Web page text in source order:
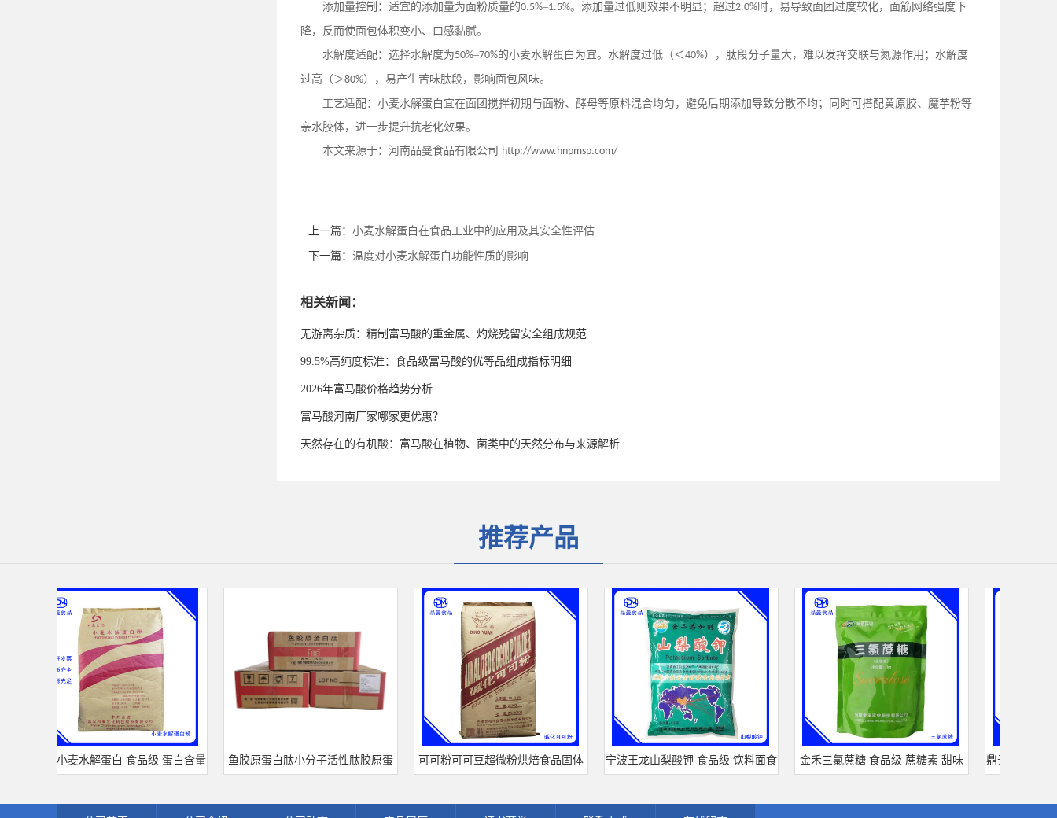
添加量控制：适宜的添加量为面粉质量的0.5%–1.5%。添加量过低则效果不明显；超过2.0%时，易导致面团过度软化，面筋网络强度下
降，反而使面包体积变小、口感黏腻。
水解度适配：选择水解度为50%–70%的小麦水解蛋白为宜。水解度过低（＜40%），肽段分子量大，难以发挥交联与氮源作用；水解度
过高（＞80%），易产生苦味肽段，影响面包风味。
工艺适配：小麦水解蛋白宜在面团搅拌初期与面粉、酵母等原料混合均匀，避免后期添加导致分散不均；同时可搭配黄原胶、魔芋粉等
亲水胶体，进一步提升抗老化效果。
本文来源于：河南品曼食品有限公司 http://www.hnpmsp.com/
上一篇： 小麦水解蛋白在食品工业中的应用及其安全性评估
下一篇： 温度对小麦水解蛋白功能性质的影响
相关新闻：
无游离杂质：精制富马酸的重金属、灼烧残留安全组成规范
99.5%高纯度标准：食品级富马酸的优等品组成指标明细
2026年富马酸价格趋势分析
富马酸河南厂家哪家更优惠？
天然存在的有机酸：富马酸在植物、菌类中的天然分布与来源解析
推荐产品
科泰小麦水解蛋白 食品级 蛋白含量 鱼胶原蛋白肽小分子活性肽胶原蛋 可可粉可可豆超微粉烘焙食品固体 宁波王龙山梨酸钾 食品级 饮料面食 金禾三氯蔗糖 食品级 蔗糖素 甜味 鼎元 天然可可粉